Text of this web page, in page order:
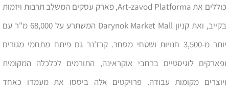
כוללים את Art-zavod Platforma, פארק עסקים המשלב תרבות ויזמות
בקייב, ואת קניון Darynok Market Mall המשתרע על 68,000 מ"ר עם
יותר מ-3,500 חנויות ושטחי מסחר. קרז'נר גם פיתח מתחמי מגורים
ופארקים לוגיסטיים ברחבי אוקראינה, התורמים לכלכלה המקומית
ויוצרים מקומות עבודה. פרויקטים אלה ביססו את מעמדו כאחד